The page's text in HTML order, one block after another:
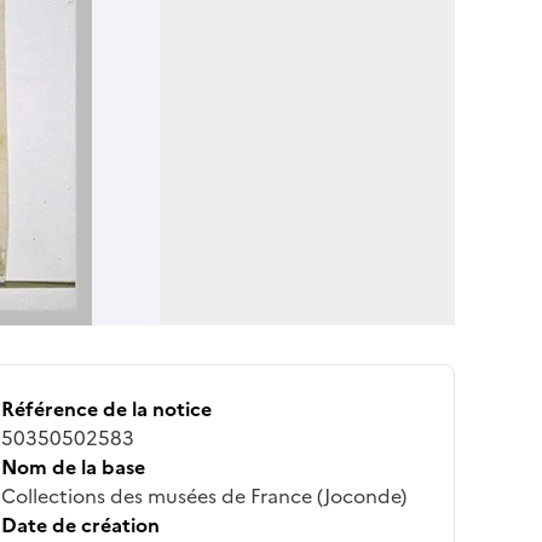
Référence de la notice
50350502583
Nom de la base
Collections des musées de France (Joconde)
Date de création